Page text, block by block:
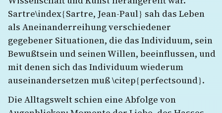
Sartre\index{Sartre, Jean-Paul} sah das Leben
als Aneinanderreihung verschiedener
gegebener Situationen, die das Individuum, sein
Bewußtsein und seinen Willen, beeinflussen, und
mit denen sich das Individuum wiederum
auseinandersetzen muß \citep{perfectsound}.
Die Alltagswelt schien eine Abfolge von